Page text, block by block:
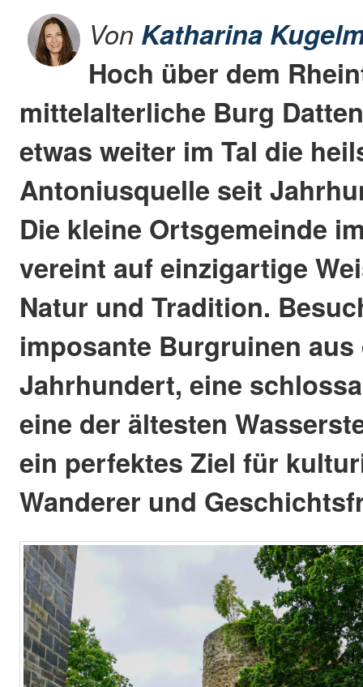
Von Katharina
Hoch über dem
mittelalterliche Burg
etwas weiter im Tal die
Antoniusquelle seit
Die kleine Ortsgemeinde
vereint auf einzigartige
Natur und Tradition.
imposante Burgruinen aus
Jahrhundert, eine
eine der ältesten
ein perfektes Ziel für
Wanderer und